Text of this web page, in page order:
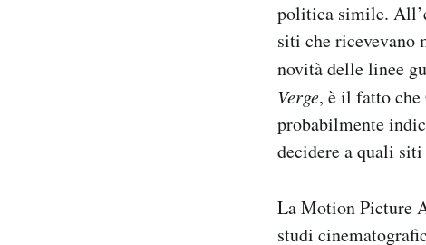
politica simile.
siti che ricevevano
novità delle linee
Verge, è il fatto
probabilmente
decidere a quali
La Motion Picture
studi